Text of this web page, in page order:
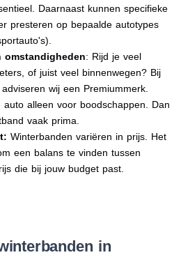
Daarnaast kunnen specifieke
presteren op bepaalde autotypes
omstandigheden: Rijd je veel
of juist veel binnenwegen? Bij
wij een Premiummerk.
auto alleen voor boodschappen. Dan
vaak prima.
Winterbanden variëren in prijs. Het
een balans te vinden tussen
die bij jouw budget past.
in